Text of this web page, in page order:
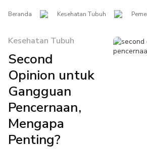
Beranda Kesehatan Tubuh
Kesehatan Tubuh
Second
Opinion untuk
Gangguan
Pencernaan,
Mengapa
Penting?